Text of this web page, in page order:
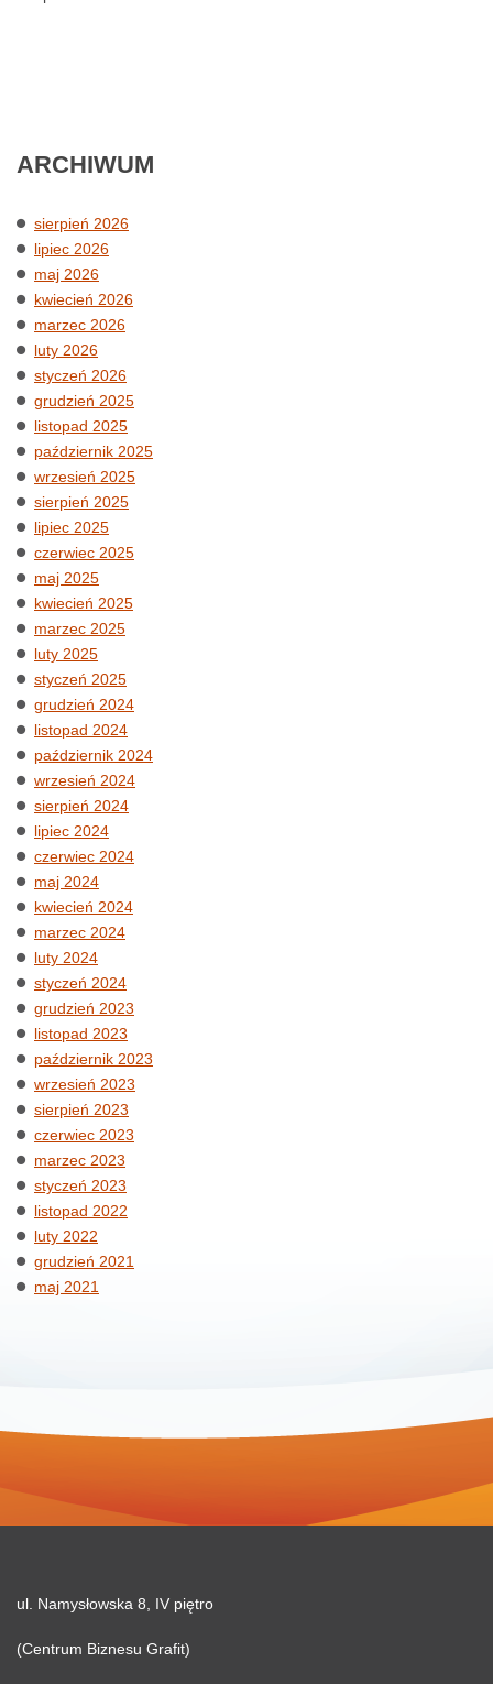
ARCHIWUM
sierpień 2026
lipiec 2026
maj 2026
kwiecień 2026
marzec 2026
luty 2026
styczeń 2026
grudzień 2025
listopad 2025
październik 2025
wrzesień 2025
sierpień 2025
lipiec 2025
czerwiec 2025
maj 2025
kwiecień 2025
marzec 2025
luty 2025
styczeń 2025
grudzień 2024
listopad 2024
październik 2024
wrzesień 2024
sierpień 2024
lipiec 2024
czerwiec 2024
maj 2024
kwiecień 2024
marzec 2024
luty 2024
styczeń 2024
grudzień 2023
listopad 2023
październik 2023
wrzesień 2023
sierpień 2023
czerwiec 2023
marzec 2023
styczeń 2023
listopad 2022
luty 2022
grudzień 2021
maj 2021
ul. Namysłowska 8, IV piętro
(Centrum Biznesu Grafit)